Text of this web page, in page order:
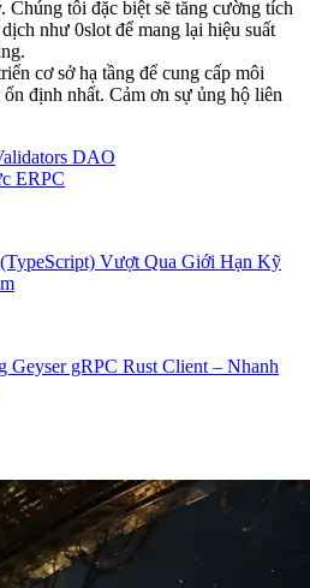
Chúng tôi đặc biệt sẽ tăng cường tích
như 0slot để mang lại hiệu suất
cơ sở hạ tầng để cung cấp môi
định nhất. Cảm ơn sự ủng hộ liên
DAO
ERPC
(TypeScript) Vượt Qua Giới Hạn Kỹ
Geyser gRPC Rust Client – Nhanh